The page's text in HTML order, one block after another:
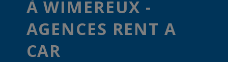
À WIMEREUX -
AGENCES RENT A
CAR